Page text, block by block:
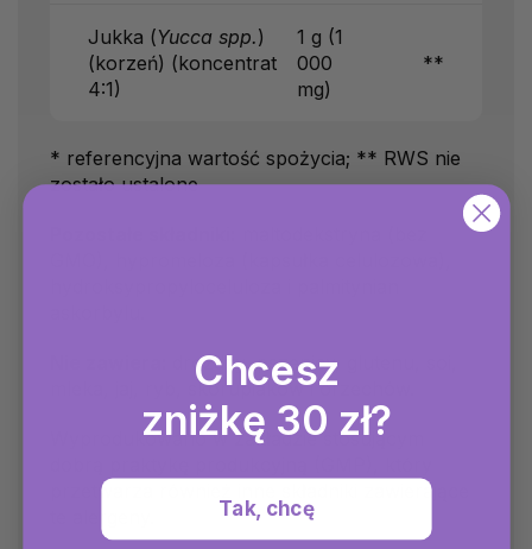
Jukka (Yucca spp.)
(korzeń) (koncentrat
4:1)
1 g (1
000
mg)
**
* referencyjna wartość spożycia; ** RWS nie
zostało ustalone
drożdży, pszenicy, glutenu, soi,
mleka, jaj, ryb, skorupiaków i orzechów.
Wyprodukowano w zakładzie stosującym
przetwarza również inne składniki zawierające
Chcesz
zniżkę 30 zł?
Tak, chcę